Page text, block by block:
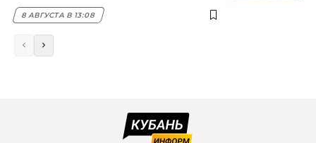
8 АВГУСТА В 13:08